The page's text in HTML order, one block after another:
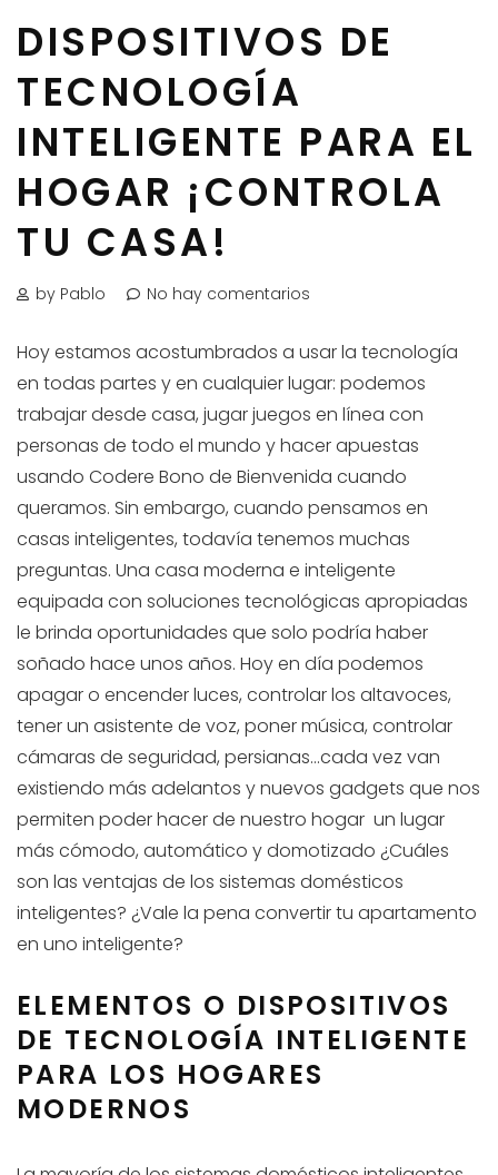
DISPOSITIVOS DE
TECNOLOGÍA
INTELIGENTE PARA EL
HOGAR ¡CONTROLA
TU CASA!
by Pablo No hay comentarios
Hoy estamos acostumbrados a usar la tecnología
en todas partes y en cualquier lugar: podemos
trabajar desde casa, jugar juegos en línea con
personas de todo el mundo y hacer apuestas
usando Codere Bono de Bienvenida cuando
queramos. Sin embargo, cuando pensamos en
casas inteligentes, todavía tenemos muchas
preguntas. Una casa moderna e inteligente
equipada con soluciones tecnológicas apropiadas
le brinda oportunidades que solo podría haber
soñado hace unos años. Hoy en día podemos
apagar o encender luces, controlar los altavoces,
tener un asistente de voz, poner música, controlar
cámaras de seguridad, persianas…cada vez van
existiendo más adelantos y nuevos gadgets que nos
permiten poder hacer de nuestro hogar un lugar
más cómodo, automático y domotizado ¿Cuáles
son las ventajas de los sistemas domésticos
inteligentes? ¿Vale la pena convertir tu apartamento
en uno inteligente?
ELEMENTOS O DISPOSITIVOS
DE TECNOLOGÍA INTELIGENTE
PARA LOS HOGARES
MODERNOS